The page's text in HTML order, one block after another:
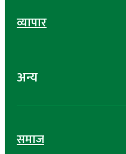
व्यापार
अन्य
समाज